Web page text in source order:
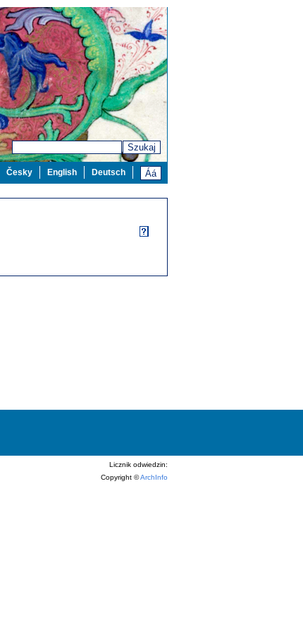
Szukaj
Deutsch
English
Česky
Licznik odwiedzin:
Copyright ©ArchInfo